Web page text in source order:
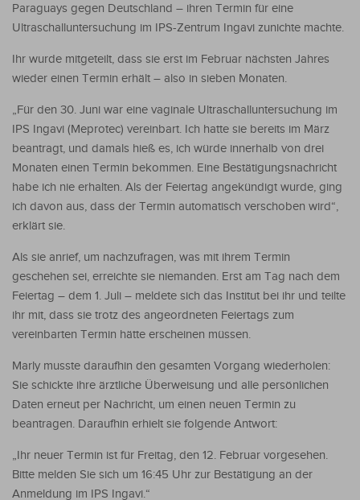
Paraguays gegen Deutschland – ihren Termin für eine
Ultraschalluntersuchung im IPS-Zentrum Ingavi zunichte machte.
Ihr wurde mitgeteilt, dass sie erst im Februar nächsten Jahres
wieder einen Termin erhält – also in sieben Monaten.
„Für den 30. Juni war eine vaginale Ultraschalluntersuchung im
IPS Ingavi (Meprotec) vereinbart. Ich hatte sie bereits im März
beantragt, und damals hieß es, ich würde innerhalb von drei
Monaten einen Termin bekommen. Eine Bestätigungsnachricht
habe ich nie erhalten. Als der Feiertag angekündigt wurde, ging
ich davon aus, dass der Termin automatisch verschoben wird“,
erklärt sie.
Als sie anrief, um nachzufragen, was mit ihrem Termin
geschehen sei, erreichte sie niemanden. Erst am Tag nach dem
Feiertag – dem 1. Juli – meldete sich das Institut bei ihr und teilte
ihr mit, dass sie trotz des angeordneten Feiertags zum
vereinbarten Termin hätte erscheinen müssen.
Marly musste daraufhin den gesamten Vorgang wiederholen:
Sie schickte ihre ärztliche Überweisung und alle persönlichen
Daten erneut per Nachricht, um einen neuen Termin zu
beantragen. Daraufhin erhielt sie folgende Antwort:
„Ihr neuer Termin ist für Freitag, den 12. Februar vorgesehen.
Bitte melden Sie sich um 16:45 Uhr zur Bestätigung an der
Anmeldung im IPS Ingavi.“